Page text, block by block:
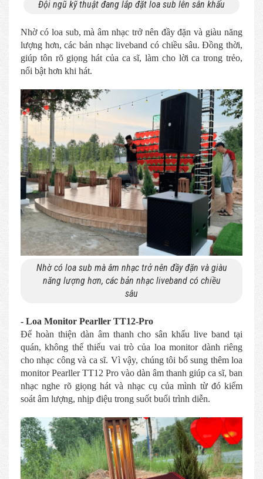
Đội ngũ kỹ thuật đang lắp đặt loa sub lên sân khấu
Nhờ có loa sub, mà âm nhạc trở nên đầy đặn và giàu năng
lượng hơn, các bản nhạc liveband có chiều sâu. Đồng thời,
giúp tôn rõ giọng hát của ca sĩ, làm cho lời ca trong trẻo,
nổi bật hơn khi hát.
Nhờ có loa sub mà âm nhạc trở nên đầy đặn và giàu
năng lượng hơn, các bản nhạc liveband có chiều
sâu
- Loa Monitor Pearller TT12-Pro
Để hoàn thiện dàn âm thanh cho sân khấu live band tại
quán, không thể thiếu vai trò của loa monitor dành riêng
cho nhạc công và ca sĩ. Vì vậy, chúng tôi bổ sung thêm loa
monitor Pearller TT12 Pro vào dàn âm thanh giúp ca sĩ, ban
nhạc nghe rõ giọng hát và nhạc cụ của mình từ đó kiểm
soát âm lượng, nhịp điệu trong suốt buổi trình diễn.